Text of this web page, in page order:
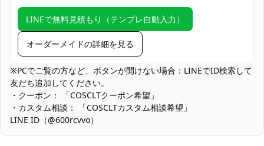
使用場所
コミックマーケット（コミケ）、アニメ・
ゲーム系同人イベント、コスプレ撮影会・
スタジオ撮影、ハロウィン仮装パーティ
ー、学園祭・文化祭のステージ、テーマカ
フェ・交流オフ会、TikTok・YouTube撮
影、SNS投稿・ポートレート
コスプレ対象
コスプレ愛好家、アニメや漫画、ゲームフ
ァン、出演者
他の衣類と同じく、清潔に乾燥を保ち、鋭
い物によっての破れを避けてください。
LINEで無料見積もり（テンプレ自動入力）
オーダーメイドの詳細を見る
※PCでご覧の方など、ボタンが開けない場合：LINEでID検索して
友だち追加してください。
・クーポン： 「COSCLTクーポン希望」
・カスタム相談： 「COSCLTカスタム相談希望」
LINE ID（@600rcvvo）